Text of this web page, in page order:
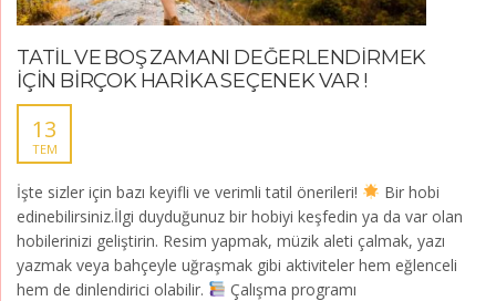
TATİL VE BOŞ ZAMANI DEĞERLENDİRMEK
İÇİN BİRÇOK HARİKA SEÇENEK VAR !
13
TEM
İşte sizler için bazı keyifli ve verimli tatil önerileri!
Bir hobi
edinebilirsiniz.İlgi duyduğunuz bir hobiyi keşfedin ya da var olan
hobilerinizi geliştirin. Resim yapmak, müzik aleti çalmak, yazı
yazmak veya bahçeyle uğraşmak gibi aktiviteler hem eğlenceli
hem de dinlendirici olabilir.
Çalışma programı